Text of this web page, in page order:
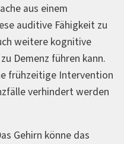
aus einem
auditive Fähigkeit zu
weitere kognitive
Demenz führen kann.
frühzeitige Intervention
verhindert werden
Gehirn könne das